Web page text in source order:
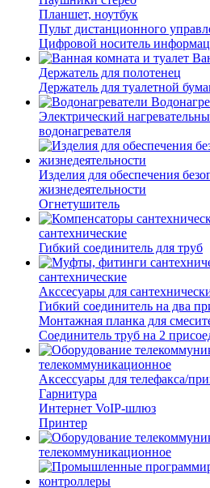
Планшет, ноутбук
Пульт дистанционного
Цифровой носитель
Держатель для полотенец
Держатель для туалетной
Электрический
водонагревателя
Изделия для обеспечения
жизнедеятельности
Огнетушитель
сантехнические
Гибкий соединитель для труб
сантехнические
Акссесуары для
Гибкий соединитель на два
Монтажная планка для
Соединитель труб на 2
телекоммуникационное
Аксессуары для телефакса/
Гарнитура
Интернет VoIP-шлюз
Принтер
телекоммуникационное